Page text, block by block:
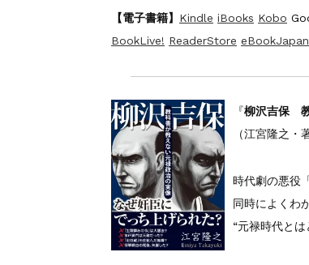
【電子書籍】 Kindle iBooks Kobo
BookLive! ReaderStore eBookJapan
『柳沢吉保
（江宮隆之・
時代劇の悪役
同時によくわ
“元禄時代と